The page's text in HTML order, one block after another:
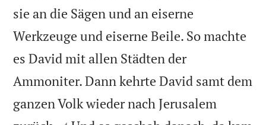
sie an die Sägen und an eiserne
Werkzeuge und eiserne Beile. So machte
es David mit allen Städten der
Ammoniter. Dann kehrte David samt dem
ganzen Volk wieder nach Jerusalem